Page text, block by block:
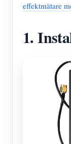
effektmätare
1.